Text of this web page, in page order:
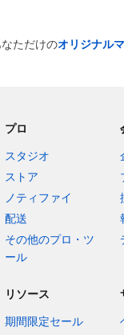
ただけのオリジナル
プロ
スタジオ
ストア
ノティファイ
配送
その他のプロ・ツ
ール
リソース
期間限定セール